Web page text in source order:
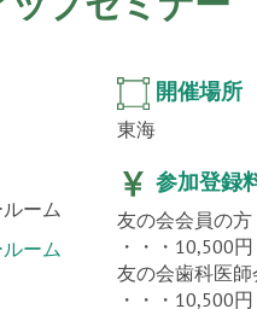
ーム
ーム
開催場所
東海
参加登録
友の会会員の方
・・・10,500円
友の会歯科医
・・・10,500円